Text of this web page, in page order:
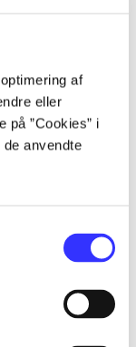
af
eller
”Cookies” i
anvendte
sit amet ...
sit amet ...
sit amet ...
sit amet ...
sit amet ...
sit amet ...
sit amet ...